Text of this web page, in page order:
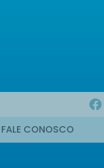
FALE CONOSCO